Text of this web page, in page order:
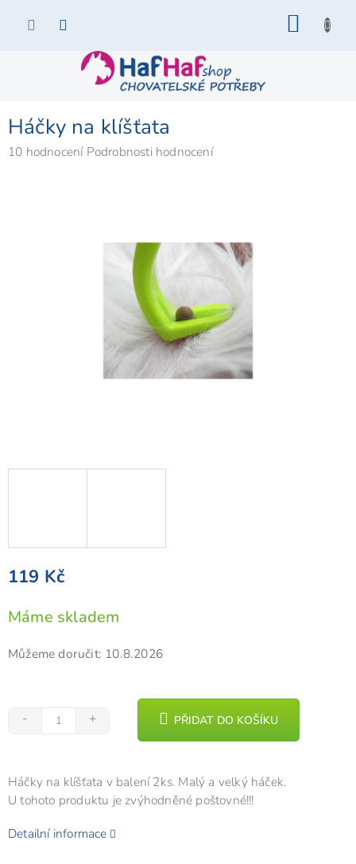
Háčky na klíšťata
Průměrné
10 hodnocení Podrobnosti hodnocení
119 Kč
Měrná
cena:
Máme skladem
Můžeme doručit: 10.8.2026
PŘIDAT DO KOŠÍKU
Háčky na klíšťata v balení 2ks. Malý a velký háček.
U tohoto produktu je zvýhodněné poštovné!!!
Detailní informace